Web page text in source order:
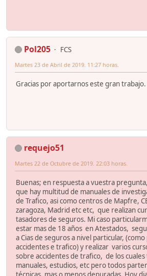
Pol205
FCS
Martes 23 de Abril de 2019. 11:27 horas.
Gracias por aportarnos este gran trabajo.
requejo51
Martes 22 de Octubre de 2019. 22:03 horas.
Buenas; en respuesta a vuestra
que hay multitud de manuales de
de Trafico, asi como centros de Mapfre,
zaragoza, Madrid etc etc, que realizan
tasadores de seguros. Mi caso
estar mas de 18 años en Atestados,
a Cias de seguros a nivel particular,
accidentes e trafico) y realizar varios
sobre accidentes de trafico, de los
manuales, estudios, etc pero todos